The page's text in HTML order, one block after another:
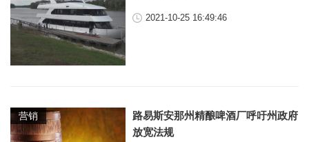
2021-10-25 16:49:46
营销
路易斯安那州精酿啤酒厂呼吁州政府
放宽法规